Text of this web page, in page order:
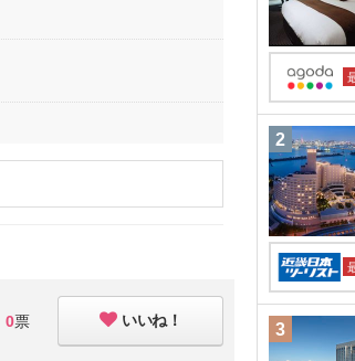
0票 いいね！
2
3